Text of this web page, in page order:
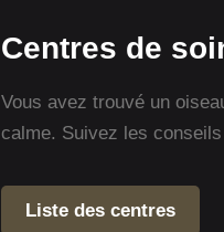
Centres de
Vous avez trouvé un
calme. Suivez les
Liste des centres